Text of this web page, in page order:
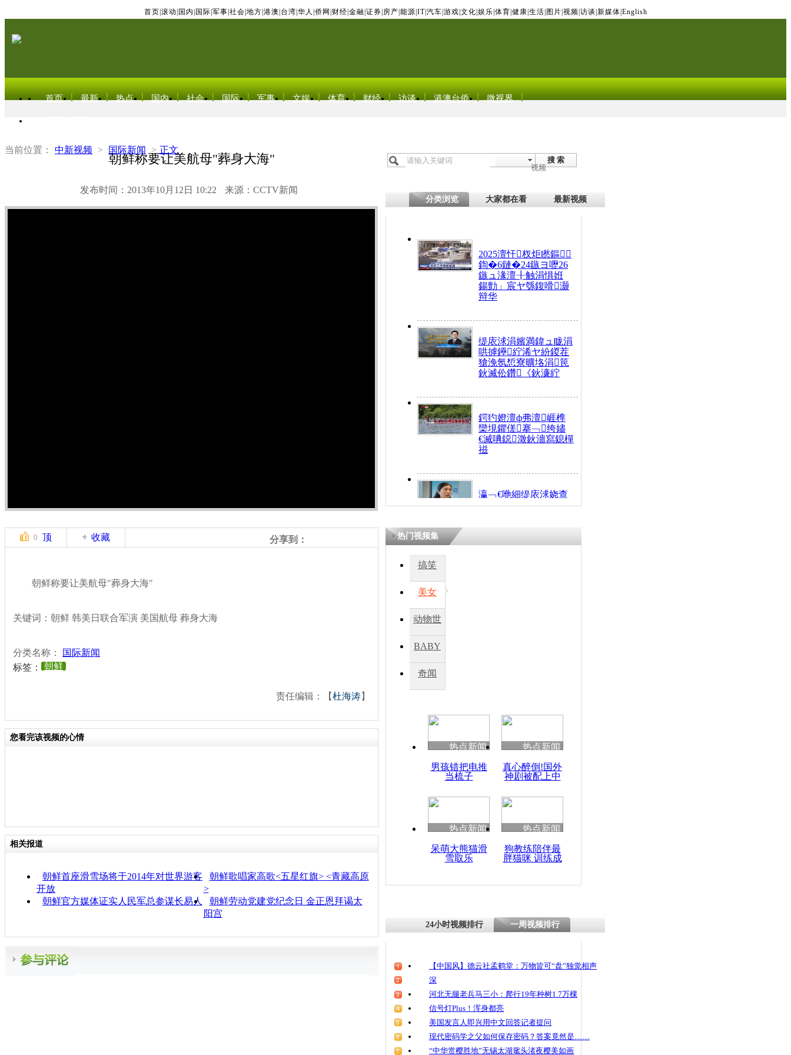
首页 滚动 国内 国际 军事 社会 地方 港澳 台湾 华人 侨网 财经 金融 证券 房产 能源 IT| 汽车 游戏 文化 娱乐 体育 健康 生活 图片 视频 访谈 新媒体 English
首页 最新 热点 国内 社会 国际 军事 文娱 体育 财经 访谈 港澳台侨 微视界
当前位置： 中新视频 > 国际新闻 > 正文
朝鲜称要让美航母"葬身大海"
发布时间：2013年10月12日 10:22 来源：CCTV新闻
搜 索
视频
分类浏览 大家都在看 最新视频
2025澶忓杈炬矁鏂
鍧�6鏈�24鏃ヨ嚦26
鏃ュ湪澶╂触涓惧姙
鍚勯」宸ヤ綔鍑嗗灏
辩华
缇庡浗涓嬪満鍏ュ眬涓
哄摢鑸紵浠ヤ紛鍐茬
獊浼氬惁寮曠垎涓笢
鈥滅伀鑽《鈥濓紵
鍔犳嬁澶ф弗澶崕榫
欒垷鑺傞搴﹁绔嬧
€滅唺鐚澂鈥濇寫鎴樿
禌
瀛﹁€咃細缇庡浗娆查
€间笢鍗椾簹涓庝腑鍥
瘑灞€
0 顶 收藏 分享到：
朝鲜称要让美航母"葬身大海"
关键词：朝鲜 韩美日联合军演 美国航母 葬身大海
分类名称：
国际新闻
标签：
朝鲜
责任编辑：【杜海涛】
您看完该视频的心情
相关报道
朝鲜首座滑雪场将于2014年对世界游客
开放
朝鲜歌唱家高歌<五星红旗> <青藏高原
>
朝鲜官方媒体证实人民军总参谋长易人
朝鲜劳动党建党纪念日 金正恩拜谒太
阳宫
热门视频集
搞笑
美女
动物世
BABY
秀
奇闻
热点新闻
男孩错把电推
当梳子
热点新闻
真心醉倒!国外
神剧被配上中
热点新闻
呆萌大熊猫滑
雪取乐
热点新闻
狗教练陪伴最
胖猫咪 训练成
24小时视频排行 一周视频排行
【中国风】德云社孟鹤堂：万物皆可“盘”独觉相声
深
河北无腿老兵马三小：爬行19年种树1.7万棵
信号灯Plus！浑身都亮
美国发言人即兴用中文回答记者提问
现代密码学之父如何保存密码？答案竟然是……
“中华赏樱胜地”无锡太湖鼋头渚夜樱美如画